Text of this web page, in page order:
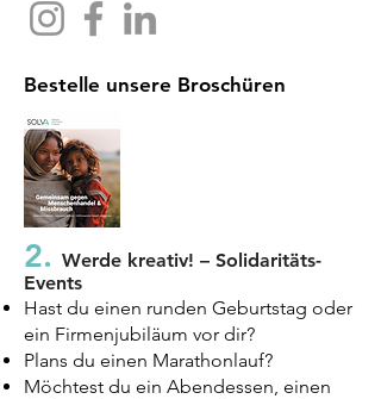
2. Werde kreativ! – Solidaritäts-
Events
Hast du einen runden Geburtstag oder
ein Firmenjubiläum vor dir?
Plans du einen Marathonlauf?
Möchtest du ein Abendessen, einen
Bestelle unsere Broschüren